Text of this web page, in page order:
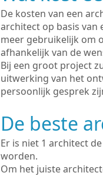
De kosten van een
architect op basis van
meer gebruikelijk om
afhankelijk van de
Bij een groot project
uitwerking van het
persoonlijk gesprek
De beste
Er is niet 1 architect
worden.
Om het juiste